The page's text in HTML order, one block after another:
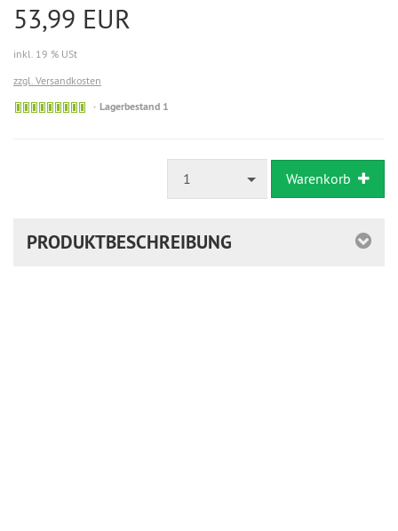
53,99 EUR
inkl. 19 % USt
zzgl. Versandkosten
Lagerbestand 1
1 Warenkorb
PRODUKTBESCHREIBUNG